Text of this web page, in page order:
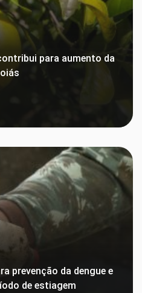
para aumento da
prevenção da dengue e
de estiagem